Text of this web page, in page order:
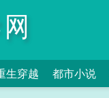
生穿越 都市小说